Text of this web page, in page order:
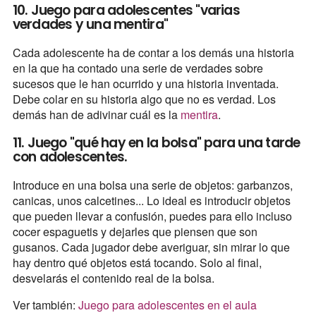
10. Juego para adolescentes "varias
verdades y una mentira"
Cada adolescente ha de contar a los demás una historia
en la que ha contado una serie de verdades sobre
sucesos que le han ocurrido y una historia inventada.
Debe colar en su historia algo que no es verdad. Los
demás han de adivinar cuál es la mentira.
11. Juego "qué hay en la bolsa" para una tarde
con adolescentes.
Introduce en una bolsa una serie de objetos: garbanzos,
canicas, unos calcetines... Lo ideal es introducir objetos
que pueden llevar a confusión, puedes para ello incluso
cocer espaguetis y dejarles que piensen que son
gusanos. Cada jugador debe averiguar, sin mirar lo que
hay dentro qué objetos está tocando. Solo al final,
desvelarás el contenido real de la bolsa.
Ver también: Juego para adolescentes en el aula